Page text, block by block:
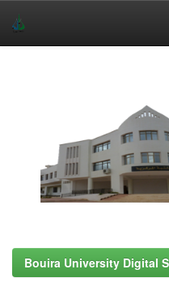
Bouira University Digital